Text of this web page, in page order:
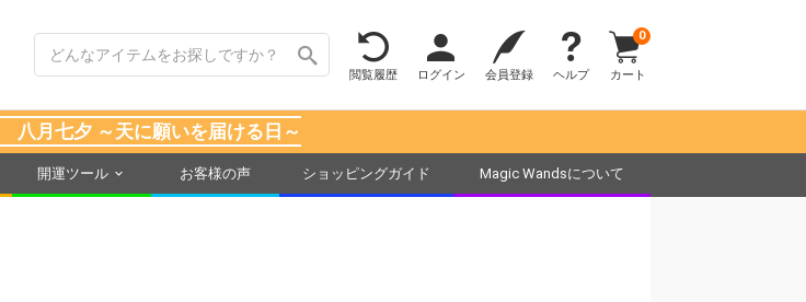
閲覧履歴 ログイン 会員登録 ヘルプ カート
0
八月七夕 ～天に願いを届ける日～
開運ツール お客様の声 ショッピングガイド Magic Wandsについて